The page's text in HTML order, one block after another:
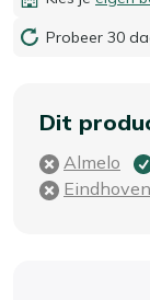
Probeer 30
Dit
Almelo
Eindhoven